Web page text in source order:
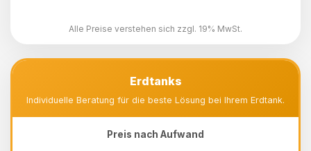
Alle Preise verstehen sich zzgl. 19% MwSt.
Erdtanks
Individuelle Beratung für die beste Lösung bei Ihrem Erdtank.
Preis nach Aufwand